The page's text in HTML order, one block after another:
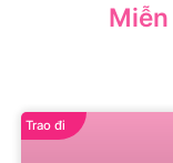
Trao đi